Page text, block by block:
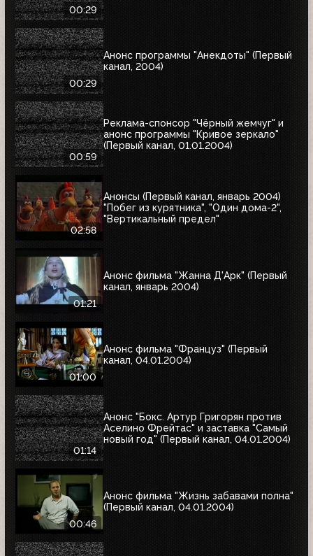
00:29
00:29
Анонс программы "Анекдоты" (Первый
канал, 2004)
00:59
Реклама-спонсор "Чёрный жемчуг" и
анонс программы "Кривое зеркало"
(Первый канал, 01.01.2004)
02:58
Анонсы (Первый канал, январь 2004)
"Побег из курятника", "Один дома-2",
"Вертикальный предел"
01:21
Анонс фильма "Жанна Д'Арк" (Первый
канал, январь 2004)
01:00
Анонс фильма "Француз" (Первый
канал, 04.01.2004)
01:14
Анонс "Бокс. Артур Григорян против
Аселино Фрейтас" и заставка "Самый
новый год" (Первый канал, 04.01.2004)
00:46
Анонс фильма "Жизнь забавами полна"
(Первый канал, 04.01.2004)